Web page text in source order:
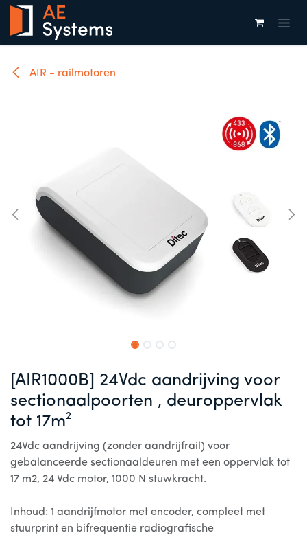
Overslaan naar inhoud
AIR - railmotoren
[AIR1000B] 24Vdc aandrijving voor
sectionaalpoorten , deuroppervlak
tot 17m²
24Vdc aandrijving (zonder aandrijfrail) voor
gebalanceerde sectionaaldeuren met een oppervlak tot
17 m2, 24 Vdc motor, 1000 N stuwkracht.
Inhoud: 1 aandrijfmotor met encoder, compleet met
stuurprint en bifrequentie radiografische